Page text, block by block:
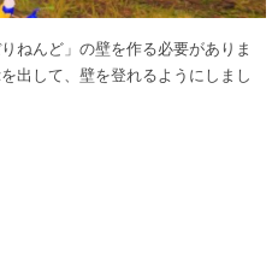
ねんど」の壁を作る必要がありま
出して、壁を登れるようにしまし